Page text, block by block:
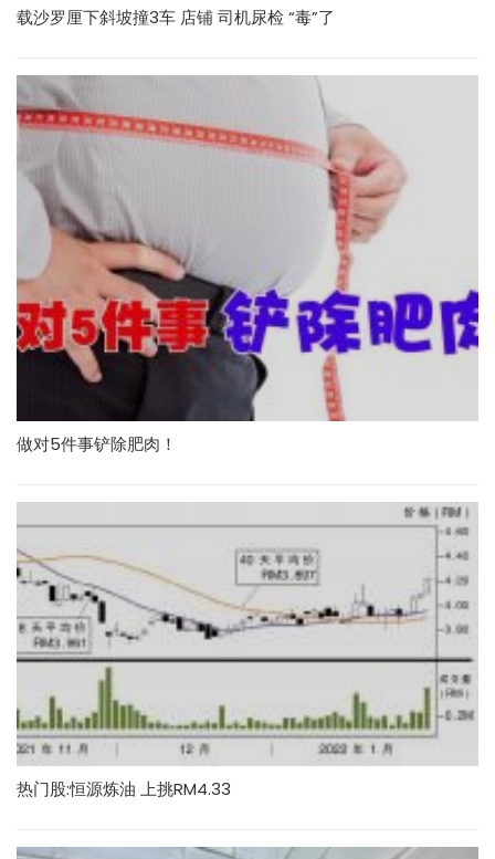
载沙罗厘下斜坡撞3车 店铺 司机尿检 “毒”了
做对5件事铲除肥肉！
热门股:恒源炼油 上挑RM4.33